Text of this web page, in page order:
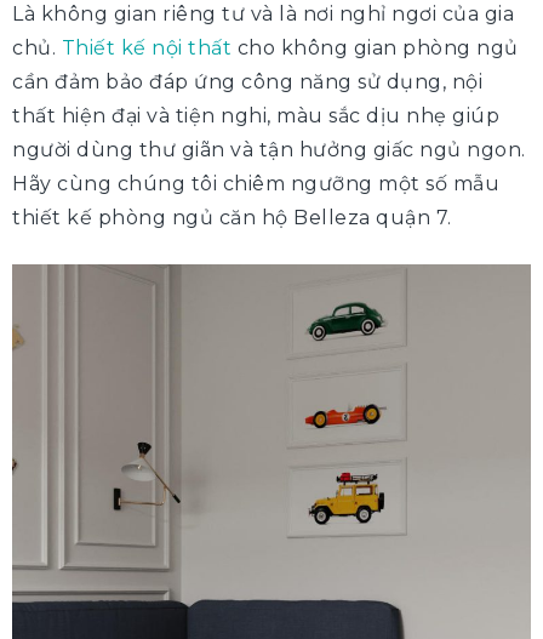
Là không gian riêng tư và là nơi nghỉ ngơi của gia
chủ. Thiết kế nội thất cho không gian phòng ngủ
cần đảm bảo đáp ứng công năng sử dụng, nội
thất hiện đại và tiện nghi, màu sắc dịu nhẹ giúp
người dùng thư giãn và tận hưởng giấc ngủ ngon.
Hãy cùng chúng tôi chiêm ngưỡng một số mẫu
thiết kế phòng ngủ căn hộ Belleza quận 7.